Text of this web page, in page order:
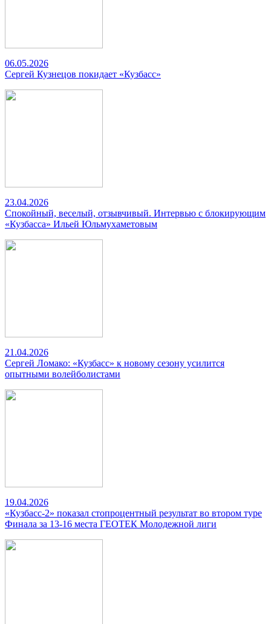
06.05.2026
Сергей Кузнецов покидает «Кузбасс»
23.04.2026
Спокойный, веселый, отзывчивый. Интервью с блокирующим
«Кузбасса» Ильей Юльмухаметовым
21.04.2026
Сергей Ломако: «Кузбасс» к новому сезону усилится
опытными волейболистами
19.04.2026
«Кузбасс-2» показал стопроцентный результат во втором туре
Финала за 13-16 места ГЕОТЕК Молодежной лиги